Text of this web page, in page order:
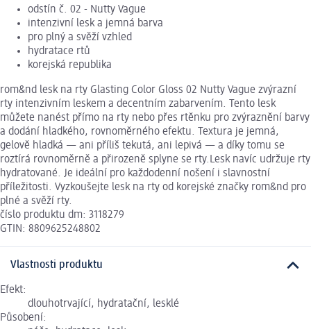
odstín č. 02 - Nutty Vague
intenzivní lesk a jemná barva
pro plný a svěží vzhled
hydratace rtů
korejská republika
rom&nd lesk na rty Glasting Color Gloss 02 Nutty Vague zvýrazní
rty intenzivním leskem a decentním zabarvením. Tento lesk
můžete nanést přímo na rty nebo přes rtěnku pro zvýraznění barvy
a dodání hladkého, rovnoměrného efektu. Textura je jemná,
gelově hladká — ani příliš tekutá, ani lepivá — a díky tomu se
roztírá rovnoměrně a přirozeně splyne se rty.Lesk navíc udržuje rty
hydratované. Je ideální pro každodenní nošení i slavnostní
příležitosti. Vyzkoušejte lesk na rty od korejské značky rom&nd pro
plné a svěží rty.
číslo produktu dm: 3118279
GTIN: 8809625248802
Vlastnosti produktu
Efekt:
dlouhotrvající, hydratační, lesklé
Působení: